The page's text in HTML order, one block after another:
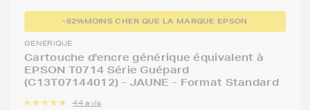
-82%MOINS CHER QUE LA MARQUE EPSON
GENERIQUE
Cartouche d'encre générique équivalent à
EPSON T0714 Série Guépard
(C13T07144012) - JAUNE - Format Standard
44 avis